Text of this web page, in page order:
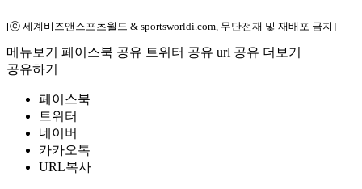
[ⓒ 세계비즈앤스포츠월드 & sportsworldi.com, 무단전재 및 재배포 금지]
메뉴보기 페이스북 공유 트위터 공유 url 공유 더보기
공유하기
페이스북
트위터
네이버
카카오톡
URL복사